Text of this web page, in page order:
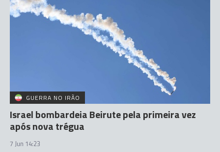
GUERRA NO IRÃO
Israel bombardeia Beirute pela primeira vez
após nova trégua
7 Jun 14:23